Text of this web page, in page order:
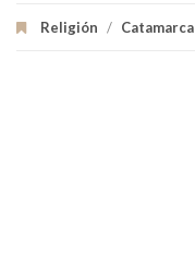
Religión / Catamarca